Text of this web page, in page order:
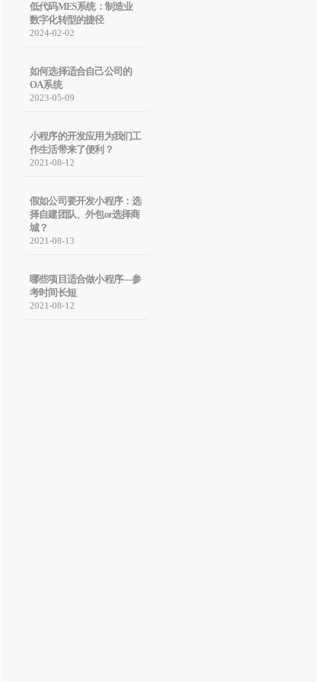
低代码MES系统：制造业
数字化转型的捷径
2024-02-02
如何选择适合自己公司的
OA系统
2023-05-09
小程序的开发应用为我们工
作生活带来了便利？
2021-08-12
假如公司要开发小程序：选
择自建团队、外包or选择商
城？
2021-08-13
哪些项目适合做小程序—参
考时间长短
2021-08-12